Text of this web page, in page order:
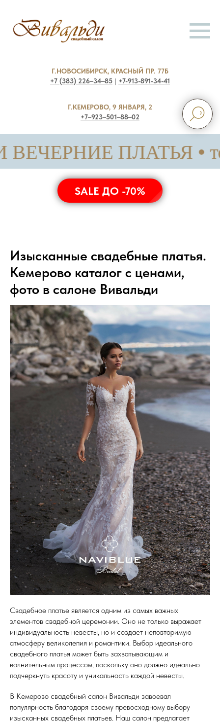
Г.НОВОСИБИРСК, КРАСНЫЙ ПР. 77Б
+7 (383) 226‒34‒85 | +7-913-891-34-41
Г.КЕМЕРОВО, 9 ЯНВАРЯ, 2
+7‒923‒501‒88‒02
ПЛАТЬЯ • только
SALE ДО -70%
Изысканные свадебные платья.
Кемерово каталог с ценами,
фото в салоне Вивальди
Свадебное платье является одним из самых важных
элементов свадебной церемонии. Оно не только выражает
индивидуальность невесты, но и создает неповторимую
атмосферу великолепия и романтики. Выбор идеального
свадебного платья может быть захватывающим и
волнительным процессом, поскольку оно должно идеально
подчеркнуть красоту и уникальность каждой невесты.
В Кемерово свадебный салон Вивальди завоевал
популярность благодаря своему превосходному выбору
изысканных свадебных платьев. Наш салон предлагает